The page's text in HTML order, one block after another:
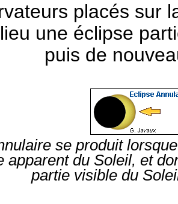
placés sur
une éclipse
puis de
se produit
apparent du Soleil, et
partie visible du